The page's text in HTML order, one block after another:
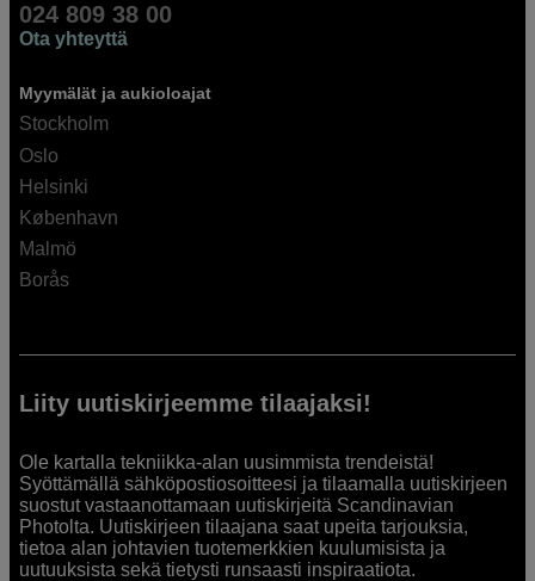
024 809 38 00
Ota yhteyttä
Myymälät ja aukioloajat
Stockholm
Oslo
Helsinki
København
Malmö
Borås
Liity uutiskirjeemme tilaajaksi!
Ole kartalla tekniikka-alan uusimmista trendeistä!
Syöttämällä sähköpostiosoitteesi ja tilaamalla uutiskirjeen
suostut vastaanottamaan uutiskirjeitä Scandinavian
Photolta. Uutiskirjeen tilaajana saat upeita tarjouksia,
tietoa alan johtavien tuotemerkkien kuulumisista ja
uutuuksista sekä tietysti runsaasti inspiraatiota.